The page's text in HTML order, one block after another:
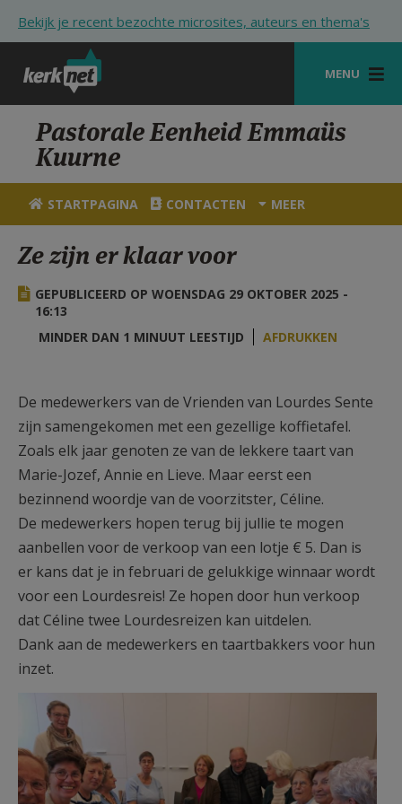
Bekijk je recent bezochte microsites, auteurs en thema's
MENU
STARTPAGINA
KERK
VIERINGEN
HULP
STARTPAGINA PORTAAL
AANMELDEN OF REGISTREREN
Pastorale Eenheid Emmaüs
Kuurne
STARTPAGINA CONTACTEN MEER
Ze zijn er klaar voor
GEPUBLICEERD OP WOENSDAG 29 OKTOBER 2025 -
16:13
MINDER DAN 1 MINUUT LEESTIJD
AFDRUKKEN
De medewerkers van de Vrienden van Lourdes Sente
zijn samengekomen met een gezellige koffietafel.
Zoals elk jaar genoten ze van de lekkere taart van
Marie-Jozef, Annie en Lieve. Maar eerst een
bezinnend woordje van de voorzitster, Céline.
De medewerkers hopen terug bij jullie te mogen
aanbellen voor de verkoop van een lotje € 5. Dan is
er kans dat je in februari de gelukkige winnaar wordt
voor een Lourdesreis! Ze hopen door hun verkoop
dat Céline twee Lourdesreizen kan uitdelen.
Dank aan de medewerkers en taartbakkers voor hun
inzet.